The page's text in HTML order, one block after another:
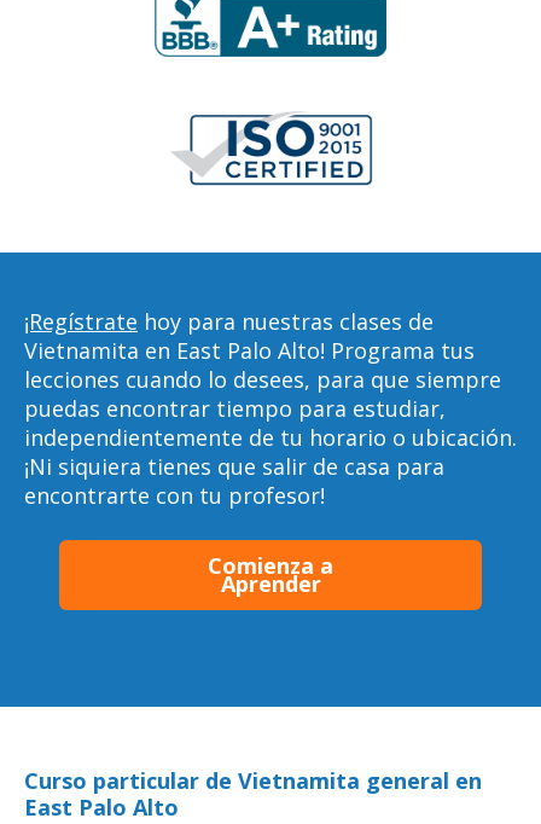
¡Regístrate hoy para nuestras clases de
Vietnamita en East Palo Alto! Programa tus
lecciones cuando lo desees, para que siempre
puedas encontrar tiempo para estudiar,
independientemente de tu horario o ubicación.
¡Ni siquiera tienes que salir de casa para
encontrarte con tu profesor!
Comienza a
Aprender
Curso particular de Vietnamita general en
East Palo Alto